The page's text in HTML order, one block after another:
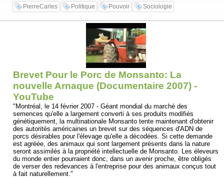
PierreCarles
Politique Pouvoir Sociologie
Brevet Pour le Porc de Monsanto: La
nouvelle Arnaque (Documentaire 2007) -
YouTube
"Montréal, le 14 février 2007 - Géant mondial du marché des
semences qu'elle a largement converti à ses produits modifiés
génétiquement, la multinationale Monsanto tente maintenant d'obtenir
des autorités américaines un brevet sur des séquences d'ADN de
porcs désirables pour l'élevage qu'elle a décodées. Si cette demande
est agréée, des animaux qui sont largement présents dans la nature
seront assimilés à la propriété intellectuelle de Monsanto. Les éleveurs
du monde entier pourraient donc, dans un avenir proche, être obligés
de verser des redevances à l'entreprise pour des animaux conçus tout
à fait naturellement."